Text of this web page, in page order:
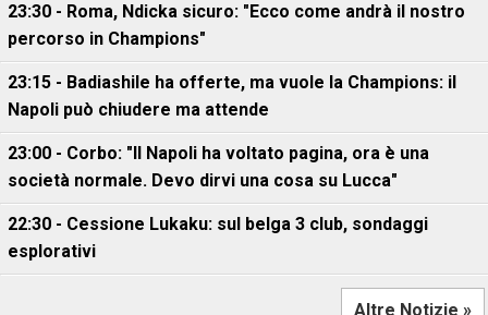
23:30 - Roma, Ndicka sicuro: "Ecco come andrà il nostro
percorso in Champions"
23:15 - Badiashile ha offerte, ma vuole la Champions: il
Napoli può chiudere ma attende
23:00 - Corbo: "Il Napoli ha voltato pagina, ora è una
società normale. Devo dirvi una cosa su Lucca"
22:30 - Cessione Lukaku: sul belga 3 club, sondaggi
esplorativi
Altre Notizie »